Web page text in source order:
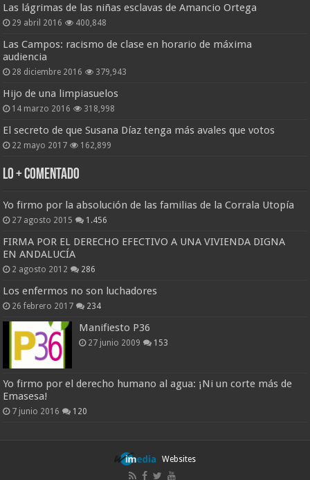
Las lágrimas de las niñas esclavas de Amancio Ortega
29 abril 2016 400,848
Las Campos: racismo de clase en horario de máxima
audiencia
28 diciembre 2016 379,943
Hijo de una limpiasuelos
14 marzo 2016 318,998
El secreto de que Susana Díaz tenga más avales que votos
22 mayo 2017 162,899
Lo + Comentado
Yo firmo por la absolución de las familias de la Corrala Utopía
27 agosto 2015 1.456
FIRMA POR EL DERECHO EFECTIVO A UNA VIVIENDA DIGNA
EN ANDALUCÍA
2 agosto 2012 286
Los enfermos no son luchadores
26 febrero 2017 234
Manifiesto P36
27 junio 2009 153
Yo firmo por el derecho humano al agua: ¡Ni un corte más de
Emasesa!
7 junio 2016 120
Websites